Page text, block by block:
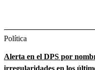
Política
Alerta en el DPS por
irregularidades en los